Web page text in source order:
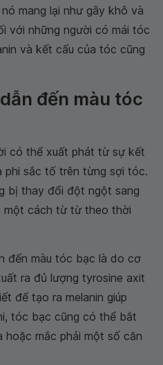
mang lại như gây khô và
với những người có mái tóc
và kết cấu của tóc cũng
đến màu tóc
có thể xuất phát từ sự kết
sắc tố trên từng sợi tóc.
bị thay đổi đột ngột sang
một cách từ từ theo thời
đến màu tóc bạc là do cơ
ra đủ lượng tyrosine axit
để tạo ra melanin giúp
tóc bạc cũng có thể bắt
hoặc mắc phải một số căn